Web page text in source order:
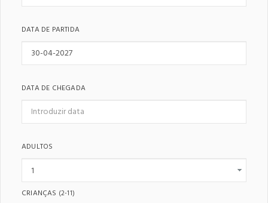
DATA DE PARTIDA
DATA DE CHEGADA
ADULTOS
CRIANÇAS (2-11)